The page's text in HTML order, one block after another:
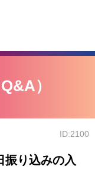
）
ID:2100
振り込みの入